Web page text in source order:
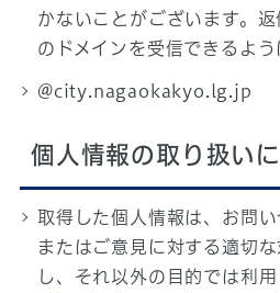
かないことがございます。
のドメインを受信できるよう
@city.nagaokakyo.lg.jp
個人情報の取り扱い
取得した個人情報は、お問
またはご意見に対する適切
し、それ以外の目的では利